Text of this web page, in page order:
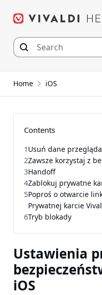
Home iOS
Ustawienia
iOS
Contents
1 Usuń dane
2Zawsze korzystaj z
3Handoff
4Zablokuj prywatne
5Poproś o otwarcie
Prywatnej karcie
6Tryb blokady